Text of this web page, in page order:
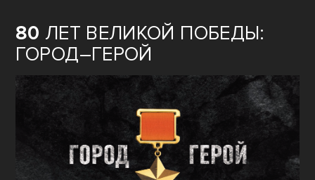
80 ЛЕТ ВЕЛИКОЙ ПОБЕДЫ:
ГОРОД–ГЕРОЙ